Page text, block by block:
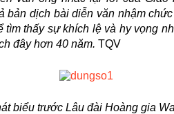
bản dịch bài diễn văn nhậm
tìm thấy sự khích lệ và hy vọng
đây hơn 40 năm. TQV
biểu trước Lâu đài Hoàng gia